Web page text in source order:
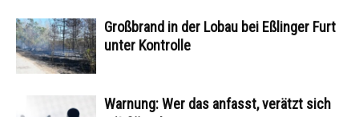
Großbrand in der Lobau bei Eßlinger Furt
unter Kontrolle
Warnung: Wer das anfasst, verätzt sich